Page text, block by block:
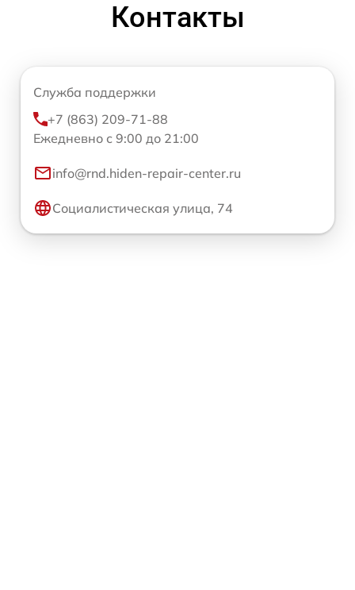
Контакты
Служба поддержки
+7 (863) 209-71-88
Ежедневно с 9:00 до 21:00
info@rnd.hiden-repair-center.ru
Социалистическая улица, 74